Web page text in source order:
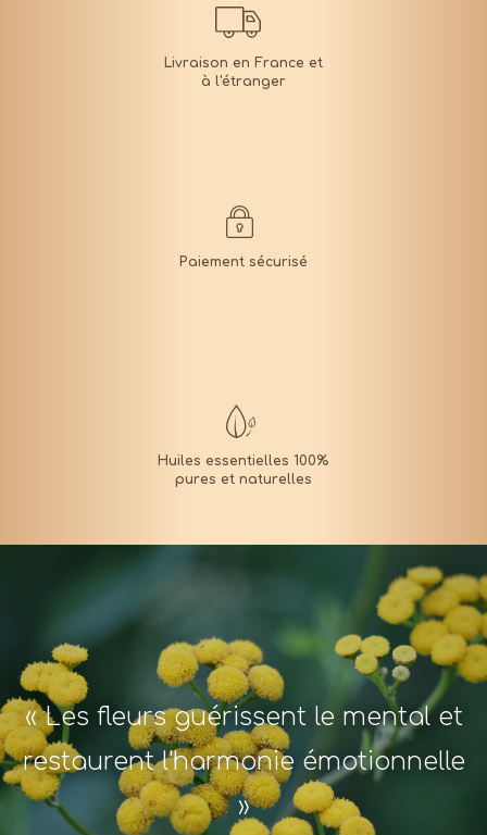
« Les fleurs guérissent le mental et
restaurent l'harmonie émotionnelle
»